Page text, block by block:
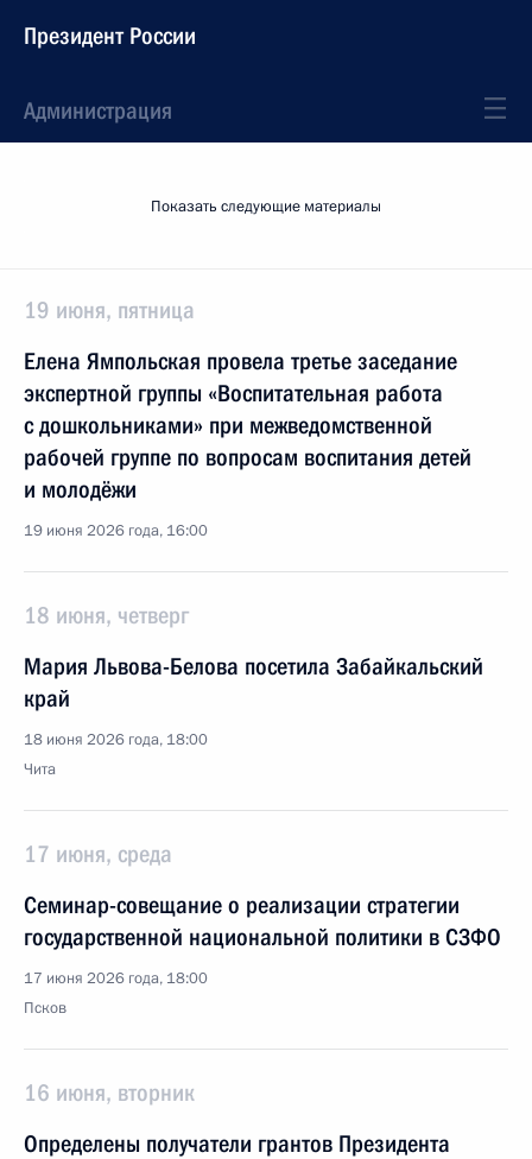
Президент России
Администрация
Показать следующие материалы
19 июня, пятница
Елена Ямпольская провела третье заседание
экспертной группы «Воспитательная работа
с дошкольниками» при межведомственной
рабочей группе по вопросам воспитания детей
и молодёжи
19 июня 2026 года, 16:00
18 июня, четверг
Мария Львова-Белова посетила Забайкальский
край
18 июня 2026 года, 18:00
Чита
17 июня, среда
Семинар-совещание о реализации стратегии
государственной национальной политики в СЗФО
17 июня 2026 года, 18:00
Псков
16 июня, вторник
Определены получатели грантов Президента